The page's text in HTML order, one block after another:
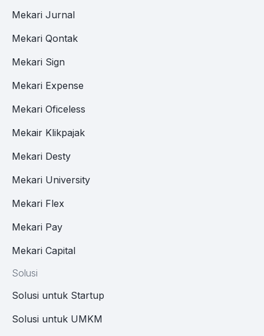
Mekari Jurnal
Mekari Qontak
Mekari Sign
Mekari Expense
Mekari Oficeless
Mekair Klikpajak
Mekari Desty
Mekari University
Mekari Flex
Mekari Pay
Mekari Capital
Solusi
Solusi untuk Startup
Solusi untuk UMKM